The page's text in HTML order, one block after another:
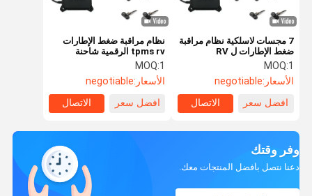
نظام مراقبة ضغط الإطارات
tpms rv الرقمية شاحنة
الإطارات الخمسة
MOQ:1
الأسعار:negotiable
افضل سعر
الاتصال
7 مجسات لاسلكية نظام مراقبة
ضغط الإطارات ل RV
MOQ:1
الأسعار:negotiable
افضل سعر
الاتصال
وفر وقتك
دعنا نتصل بأفضل المنتجات معك.